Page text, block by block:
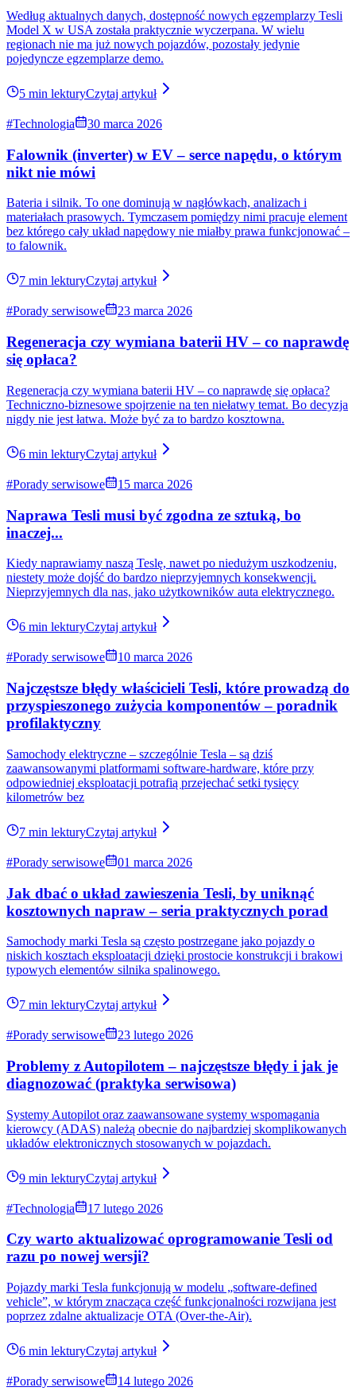
#Porady serwisowe 16 lipca 2026
Jak ładować Teslę, żeby bateria starzała się wolniej?
Tesla od lat sama podpowiada kierowcom, jak wydłużyć życie
baterii. Wielu po prostu nie zwraca na to uwagi.
9 min lekturyCzytaj artykuł
#Porady serwisowe 12 lipca 2026
Dlaczego tania Tesla często okazuje się najdroższą